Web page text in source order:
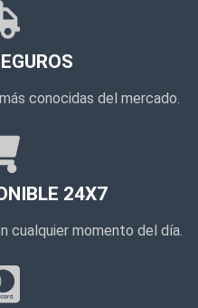
conocidas del mercado.
24X7
cualquier momento del día.